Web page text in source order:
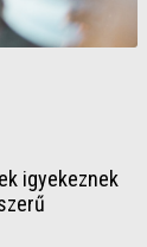
igyekeznek